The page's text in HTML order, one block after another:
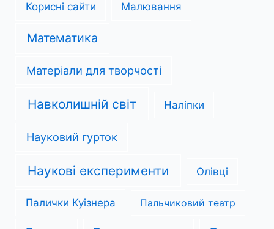
Корисні сайти Малювання
Математика
Матеріали для творчості
Навколишній світ Наліпки
Науковий гурток
Наукові експерименти Олівці
Палички Куізнера Пальчиковий театр